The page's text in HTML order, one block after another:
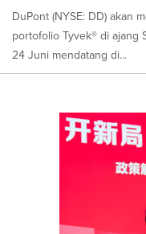
DuPont (NYSE: DD) akan
portofolio Tyvek® di ajang
24 Juni mendatang di...